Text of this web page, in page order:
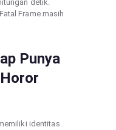
detik.
Frame masih
Punya
identitas